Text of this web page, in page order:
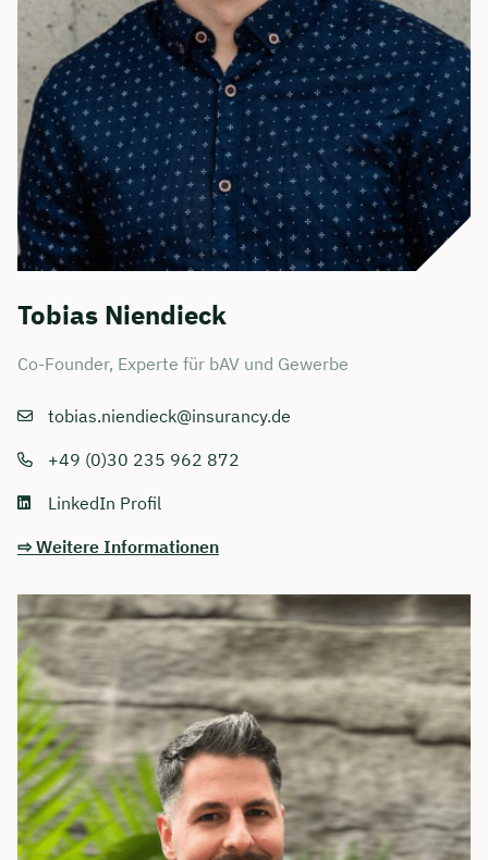
Tobias Niendieck
Co-Founder, Experte für bAV und Gewerbe
tobias.niendieck@insurancy.de
+49 (0)30 235 962 872
LinkedIn Profil
⇨ Weitere Informationen